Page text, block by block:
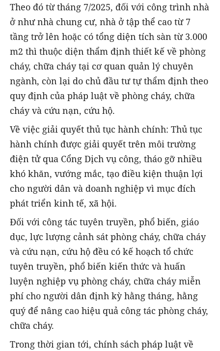
Theo đó từ tháng 7/2025, đối với công trình nhà
ở như nhà chung cư, nhà ở tập thể cao từ 7
tầng trở lên hoặc có tổng diện tích sàn từ 3.000
m2 thì thuộc diện thẩm định thiết kế về phòng
cháy, chữa cháy tại cơ quan quản lý chuyên
ngành, còn lại do chủ đầu tư tự thẩm định theo
quy định của pháp luật về phòng cháy, chữa
cháy và cứu nạn, cứu hộ.
Về việc giải quyết thủ tục hành chính: Thủ tục
hành chính được giải quyết trên môi trường
điện tử qua Cổng Dịch vụ công, tháo gỡ nhiều
khó khăn, vướng mắc, tạo điều kiện thuận lợi
cho người dân và doanh nghiệp vì mục đích
phát triển kinh tế, xã hội.
Đối với công tác tuyên truyền, phổ biến, giáo
dục, lực lượng cảnh sát phòng cháy, chữa cháy
và cứu nạn, cứu hộ đều có kế hoạch tổ chức
tuyên truyền, phổ biến kiến thức và huấn
luyện nghiệp vụ phòng cháy, chữa cháy miễn
phí cho người dân định kỳ hằng tháng, hằng
quý để nâng cao hiệu quả công tác phòng cháy,
chữa cháy.
Trong thời gian tới, chính sách pháp luật về